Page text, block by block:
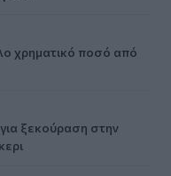
χρηματικό ποσό από
ξεκούραση στην